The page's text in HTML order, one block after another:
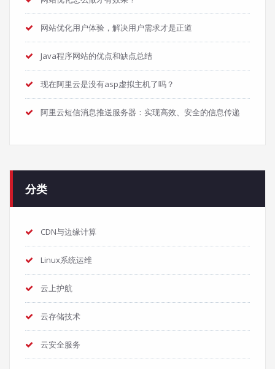
网站优化用户体验，解决用户需求才是正道
Java程序网站的优点和缺点总结
现在阿里云是没有asp虚拟主机了吗？
阿里云短信消息推送服务器：实现高效、安全的信息传递
分类
CDN与边缘计算
Linux系统运维
云上护航
云存储技术
云安全服务